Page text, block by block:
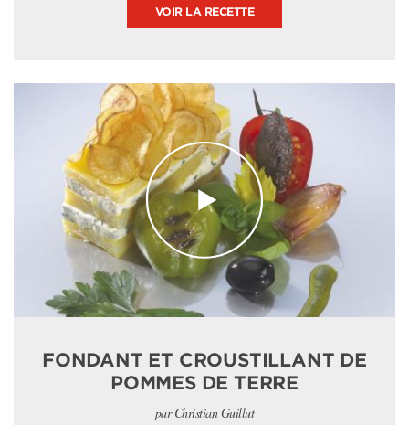
VOIR LA RECETTE
FONDANT ET CROUSTILLANT DE
POMMES DE TERRE
par Christian Guillut